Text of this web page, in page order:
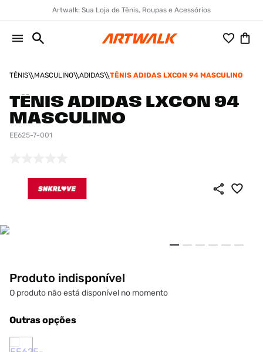
Artwalk: Sua Loja de Tênis, Roupas e Acessórios
TÊNIS MASCULINO ADIDAS TÊNIS ADIDAS LXCON 94 MASCULINO
TÊNIS ADIDAS LXCON 94
MASCULINO
EE625-7-001
Produto indisponível
O produto não está disponível no momento
Outras opções